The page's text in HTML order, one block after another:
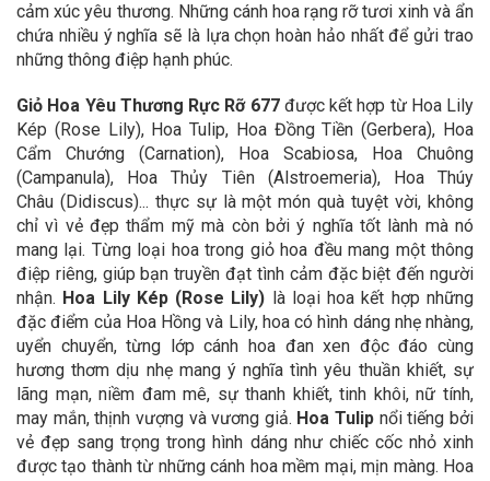
cảm xúc yêu thương. Những cánh hoa rạng rỡ tươi xinh và ẩn
chứa nhiều ý nghĩa sẽ là lựa chọn hoàn hảo nhất để gửi trao
những thông điệp hạnh phúc.
Giỏ Hoa Yêu Thương Rực Rỡ 677được kết hợp từ Hoa Lily
Kép (Rose Lily), Hoa Tulip, Hoa Đồng Tiền (Gerbera), Hoa
Cẩm Chướng (Carnation), Hoa Scabiosa, Hoa Chuông
(Campanula), Hoa Thủy Tiên (Alstroemeria), Hoa Thúy
Châu (Didiscus)... thực sự là một món quà tuyệt vời, không
chỉ vì vẻ đẹp thẩm mỹ mà còn bởi ý nghĩa tốt lành mà nó
mang lại. Từng loại hoa trong giỏ hoa đều mang một thông
điệp riêng, giúp bạn truyền đạt tình cảm đặc biệt đến người
nhận. Hoa Lily Kép (Rose Lily) là loại hoa kết hợp những
đặc điểm của Hoa Hồng và Lily, hoa có hình dáng nhẹ nhàng,
uyển chuyển, từng lớp cánh hoa đan xen độc đáo cùng
hương thơm dịu nhẹ mang ý nghĩa tình yêu thuần khiết, sự
lãng mạn, niềm đam mê, sự thanh khiết, tinh khôi, nữ tính,
may mắn, thịnh vượng và vương giả. Hoa Tulip nổi tiếng bởi
vẻ đẹp sang trọng trong hình dáng như chiếc cốc nhỏ xinh
được tạo thành từ những cánh hoa mềm mại, mịn màng. Hoa